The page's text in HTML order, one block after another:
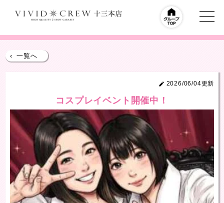
‹ 一覧へ
2026/06/04更新
コスプレイベント開催中！